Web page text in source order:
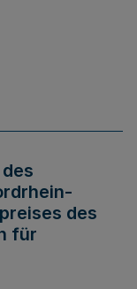
des
für